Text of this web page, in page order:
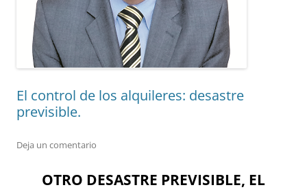
El control de los alquileres: desastre
previsible.
Deja un comentario
OTRO DESASTRE PREVISIBLE, EL